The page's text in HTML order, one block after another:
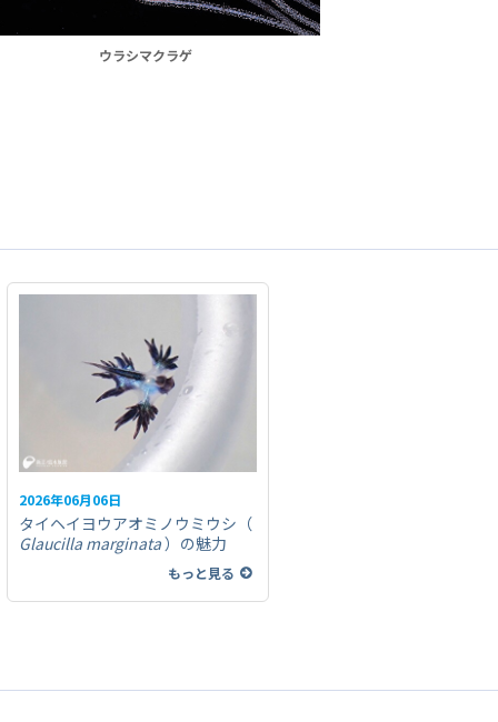
ウラシマクラゲ
2026年06月06日
タイヘイヨウアオミノウミウシ（
Glaucilla marginata）の魅力
もっと見る